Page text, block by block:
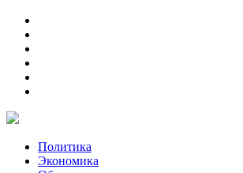
Политика
Экономика